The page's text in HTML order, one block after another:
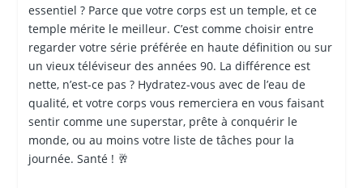
essentiel ? Parce que votre corps est un temple, et ce
temple mérite le meilleur. C’est comme choisir entre
regarder votre série préférée en haute définition ou sur
un vieux téléviseur des années 90. La différence est
nette, n’est-ce pas ? Hydratez-vous avec de l’eau de
qualité, et votre corps vous remerciera en vous faisant
sentir comme une superstar, prête à conquérir le
monde, ou au moins votre liste de tâches pour la
journée. Santé ! 🥂